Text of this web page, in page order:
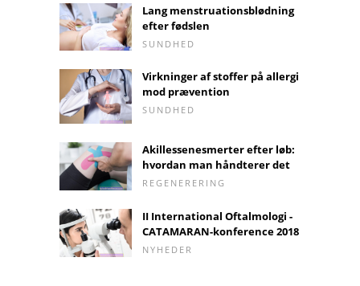
Lang menstruationsblødning
efter fødslen
SUNDHED
Virkninger af stoffer på allergi
mod prævention
SUNDHED
Akillessenesmerter efter løb:
hvordan man håndterer det
REGENERERING
II International Oftalmologi -
CATAMARAN-konference 2018
NYHEDER